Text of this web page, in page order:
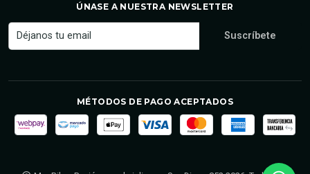
ÚNASE A NUESTRA NEWSLETTER
MÉTODOS DE PAGO ACEPTADOS